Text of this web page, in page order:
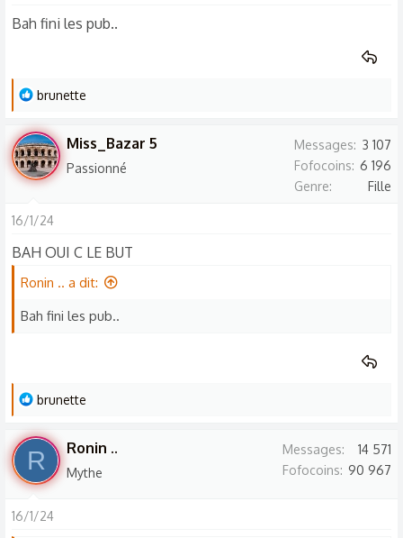
Bah fini les pub..
L
s
r
é
c
o
s
brunette
Miss_Bazar 5
Passionné
Messages
3 107
Fofocoins 6 196
Genre
Fille
16/1/24
BAH OUI C LE BUT
Ronin .. a dit:
Bah fini les pub..
L
s
r
é
c
brunette
R Ronin ..
Mythe
Messages
14 571
Fofocoins 90 967
16/1/24